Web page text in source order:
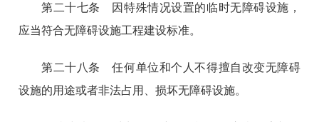
第二十七条 因特殊情况设置的临时无障碍设施，
应当符合无障碍设施工程建设标准。
第二十八条 任何单位和个人不得擅自改变无障碍
设施的用途或者非法占用、损坏无障碍设施。